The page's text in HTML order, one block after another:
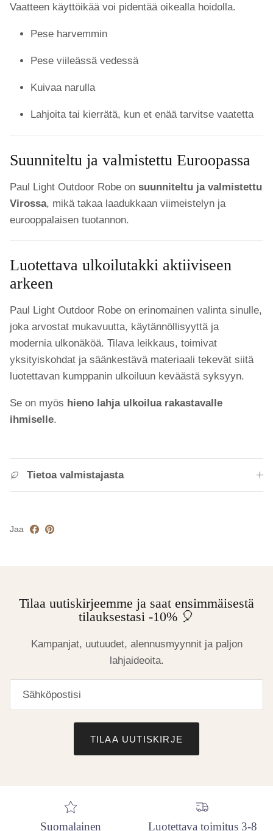
Vaatteen käyttöikää voi pidentää oikealla hoidolla.
Pese harvemmin
Pese viileässä vedessä
Kuivaa narulla
Lahjoita tai kierrätä, kun et enää tarvitse vaatetta
Suunniteltu ja valmistettu Euroopassa
Paul Light Outdoor Robe on suunniteltu ja valmistettu
Virossa, mikä takaa laadukkaan viimeistelyn ja
eurooppalaisen tuotannon.
Luotettava ulkoilutakki aktiiviseen
arkeen
Paul Light Outdoor Robe on erinomainen valinta sinulle,
joka arvostat mukavuutta, käytännöllisyyttä ja
modernia ulkonäköä. Tilava leikkaus, toimivat
yksityiskohdat ja säänkestävä materiaali tekevät siitä
luotettavan kumppanin ulkoiluun keväästä syksyyn.
Se on myös hieno lahja ulkoilua rakastavalle
ihmiselle.
Tietoa valmistajasta
Jaa
Tilaa uutiskirjeemme ja saat ensimmäisestä
tilauksestasi -10% 🎈
Kampanjat, uutuudet, alennusmyynnit ja paljon
lahjaideoita.
TILAA UUTISKIRJE
Suomalainen
Luotettava toimitus 3-8